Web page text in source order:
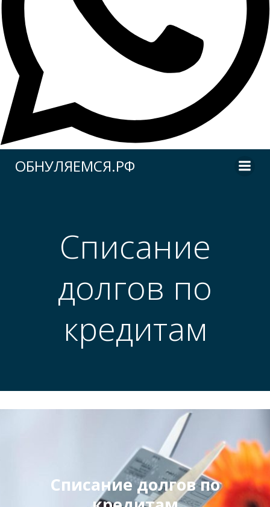
ОБНУЛЯЕМСЯ.РФ
Списание
долгов по
кредитам
Списание долгов по